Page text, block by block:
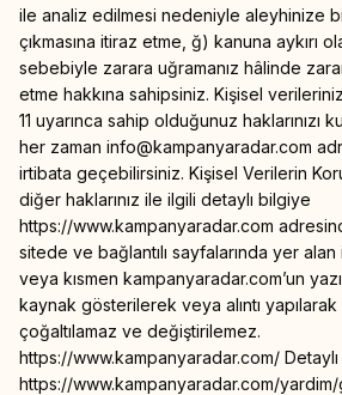
ile analiz edilmesi nedeniyle aleyhinize
çıkmasına itiraz etme, ğ) kanuna aykırı
sebebiyle zarara uğramanız hâlinde
etme hakkına sahipsiniz. Kişisel
11 uyarınca sahip olduğunuz haklarınızı
her zaman info@kampanyaradar.com
irtibata geçebilirsiniz. Kişisel Verilerin
diğer haklarınız ile ilgili detaylı bilgiye
https://www.kampanyaradar.com
sitede ve bağlantılı sayfalarında yer
veya kısmen kampanyaradar.com’un
kaynak gösterilerek veya alıntı yapılarak
çoğaltılamaz ve değiştirilemez.
https://www.kampanyaradar.com/
https://www.kampanyaradar.com/